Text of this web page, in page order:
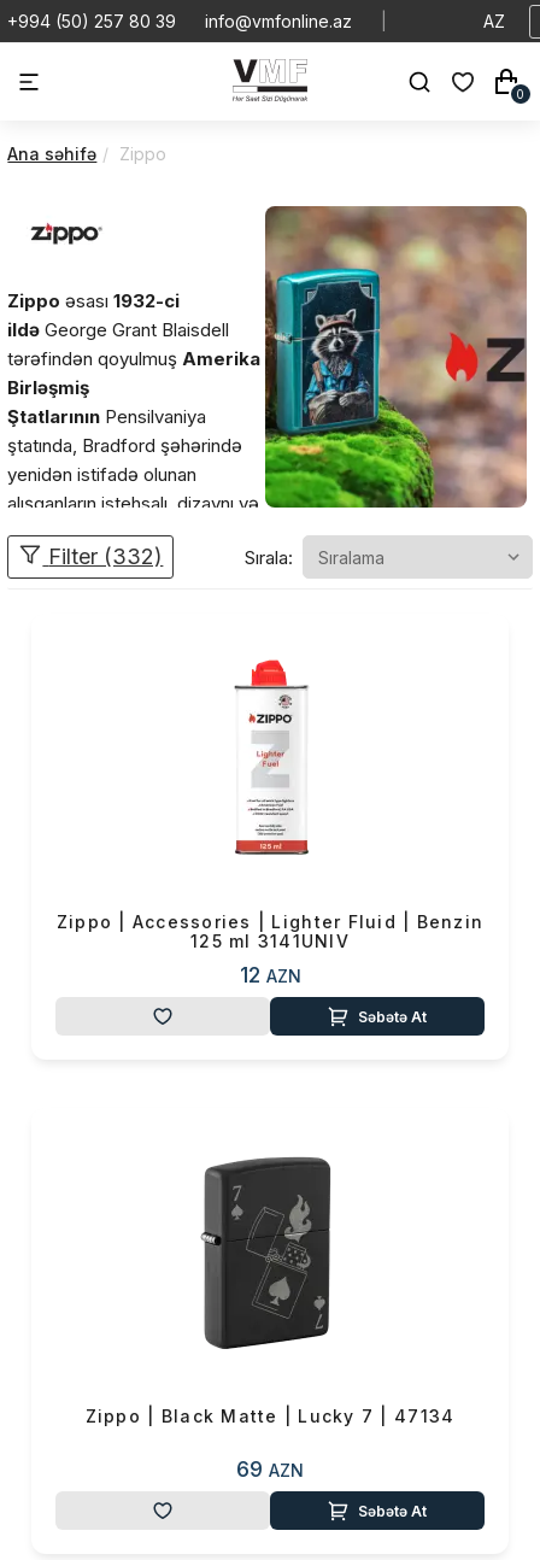
+994 (50) 257 80 39 info@vmfonline.az AZ
0
Ana səhifə Zippo
Zippo əsası1932-ci
ildə George Grant Blaisdell
tərəfindən qoyulmuşAmerika
Birləşmiş
Ştatlarının Pensilvaniya
ştatında, Bradford şəhərində
yenidən istifadə olunan
alışqanların istehsalı, dizaynı və
satışı ilə məşğuldur. Minlərlə
müxtəlif dizaynda istehsal
yüzlərlə
2-
Filter (332) Sırala:
Zippo | Accessories | Lighter Fluid | Benzin
125 ml 3141UNIV
12 AZN
Səbətə At
Zippo | Black Matte | Lucky 7 | 47134
69 AZN
Səbətə At